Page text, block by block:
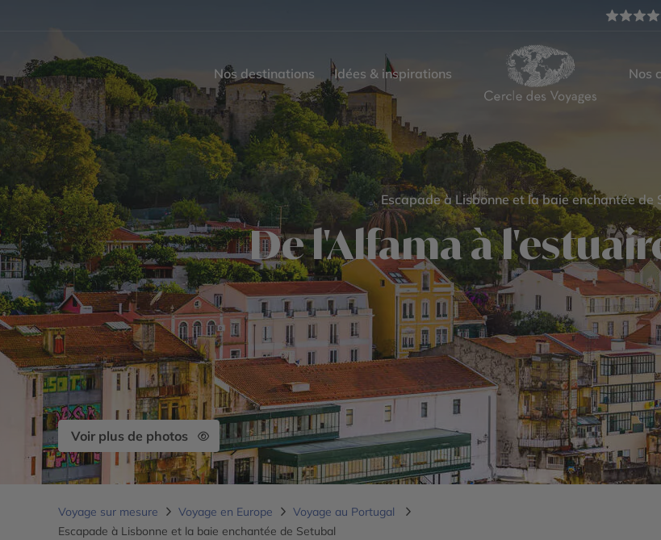
Nos destinations Idées & inspirations Nos
Escapade à Lisbonne et la baie enchantée de
De l'Alfama à
Voir plus de photos
Voyage sur mesure Voyage en Europe
Voyage au Portugal
Escapade à Lisbonne et la baie enchantée de Setubal